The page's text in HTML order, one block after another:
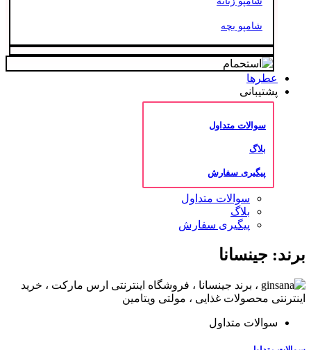
شامپو بچه
عطرها
پشتیبانی
سوالات متداول
بلاگ
پیگیری سفارش
سوالات متداول
بلاگ
پیگیری سفارش
برند: جینسانا
سوالات متداول